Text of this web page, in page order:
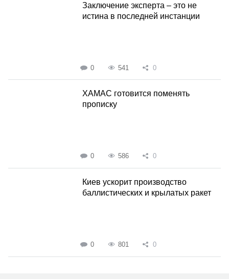
Заключение эксперта – это не
истина в последней инстанции
0 541 0
ХАМАС готовится поменять
прописку
0 586 0
Киев ускорит производство
баллистических и крылатых ракет
0 801 0